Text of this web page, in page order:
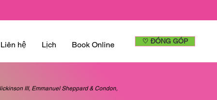
Liên hệ Lịch Book Online ♡ ĐÓNG GÓP
III, Emmanuel Sheppard & Condon,